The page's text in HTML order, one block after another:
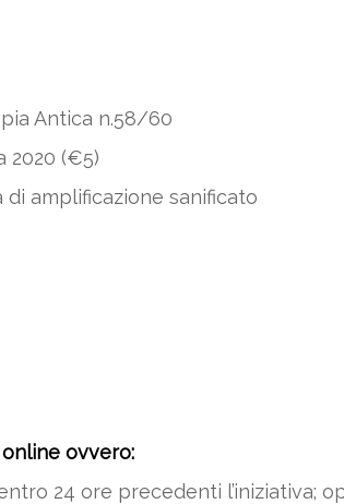
Antica n.58/60
2020 (€5)
amplificazione sanificato
ovvero:
24 ore precedenti l’iniziativa;